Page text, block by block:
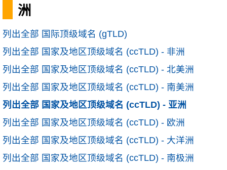
洲
列出全部 国际顶级域名 (gTLD)
列出全部 国家及地区顶级域名 (ccTLD) - 非洲
列出全部 国家及地区顶级域名 (ccTLD) - 北美洲
列出全部 国家及地区顶级域名 (ccTLD) - 南美洲
列出全部 国家及地区顶级域名 (ccTLD) - 亚洲
列出全部 国家及地区顶级域名 (ccTLD) - 欧洲
列出全部 国家及地区顶级域名 (ccTLD) - 大洋洲
列出全部 国家及地区顶级域名 (ccTLD) - 南极洲